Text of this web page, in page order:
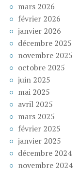
mars 2026
février 2026
janvier 2026
décembre 2025
novembre 2025
octobre 2025
juin 2025
mai 2025
avril 2025
mars 2025
février 2025
janvier 2025
décembre 2024
novembre 2024